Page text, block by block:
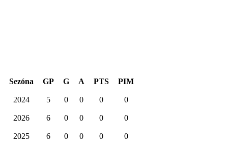
Sezóna GP G A PTS PIM
2024 5 0 0 0 0
2026 6 0 0 0 0
2025 6 0 0 0 0